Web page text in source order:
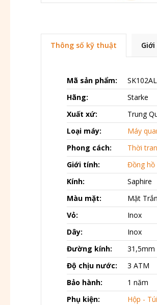
Thông số kỹ thuật
Mã sản phẩm:
SK102AL
Hãng:
Starke
Xuất xứ:
Trung
Loại máy:
Máy
Phong cách:
Thời
Giới tính:
Đồng hồ
Kính:
Saphire
Màu mặt:
Mặt
Vỏ:
Inox
Dây:
Inox
Đường kính:
31,5mm
Độ chịu nước:
3 ATM
Bảo hành:
1 năm
Phụ kiện:
Hộp -